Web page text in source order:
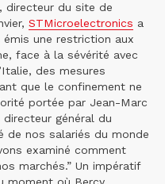
directeur du site de
STMicroelectronics a
une restriction aux
face à la sévérité avec
des mesures
que le confinement ne
portée par Jean-Marc
général du
de nos salariés du monde
examiné comment
marchés.” Un impératif